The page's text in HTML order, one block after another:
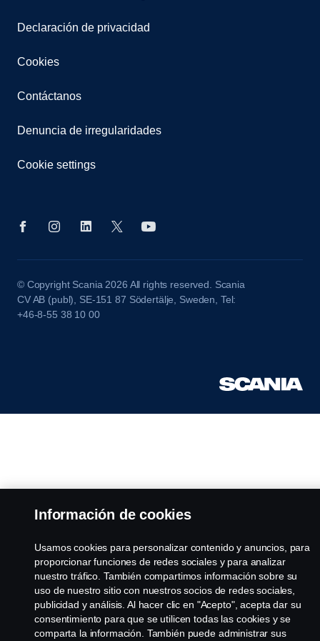
Declaración de privacidad
Cookies
Contáctanos
Denuncia de irregularidades
Cookie settings
© Copyright Scania 2026 All rights reserved. Scania
CV AB (publ), SE-151 87 Södertälje, Sweden, Tel:
+46-8-55 38 10 00
Información de cookies
Usamos cookies para personalizar contenido y anuncios, para
proporcionar funciones de redes sociales y para analizar
nuestro tráfico. También compartimos información sobre su
uso de nuestro sitio con nuestros socios de redes sociales,
publicidad y análisis. Al hacer clic en "Acepto", acepta dar su
consentimiento para que se utilicen todas las cookies y se
comparta la información. También puede administrar sus